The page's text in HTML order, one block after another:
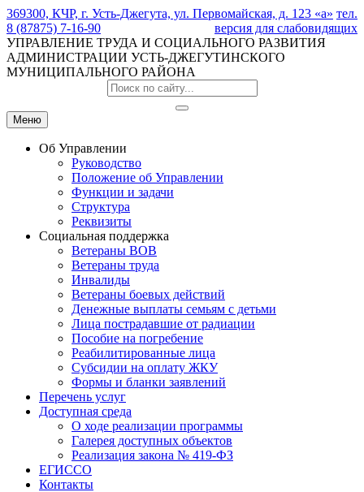
369300, КЧР, г. Усть-Джегута, ул. Первомайская, д. 123 «а» тел.
8 (87875) 7-16-90
версия для слабовидящих
УПРАВЛЕНИЕ ТРУДА И СОЦИАЛЬНОГО РАЗВИТИЯ
АДМИНИСТРАЦИИ УСТЬ-ДЖЕГУТИНСКОГО
МУНИЦИПАЛЬНОГО РАЙОНА
Меню
Об Управлении
Руководство
Положение об Управлении
Функции и задачи
Структура
Реквизиты
Социальная поддержка
Ветераны ВОВ
Ветераны труда
Инвалиды
Ветераны боевых действий
Денежные выплаты семьям с детьми
Лица пострадавшие от радиации
Пособие на погребение
Реабилитированные лица
Субсидии на оплату ЖКУ
Формы и бланки заявлений
Перечень услуг
Доступная среда
О ходе реализации программы
Галерея доступных объектов
Реализация закона № 419-ФЗ
ЕГИСCО
Контакты